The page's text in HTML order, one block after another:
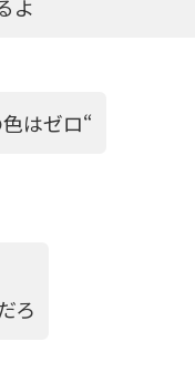
よ
はゼロ“
ろ